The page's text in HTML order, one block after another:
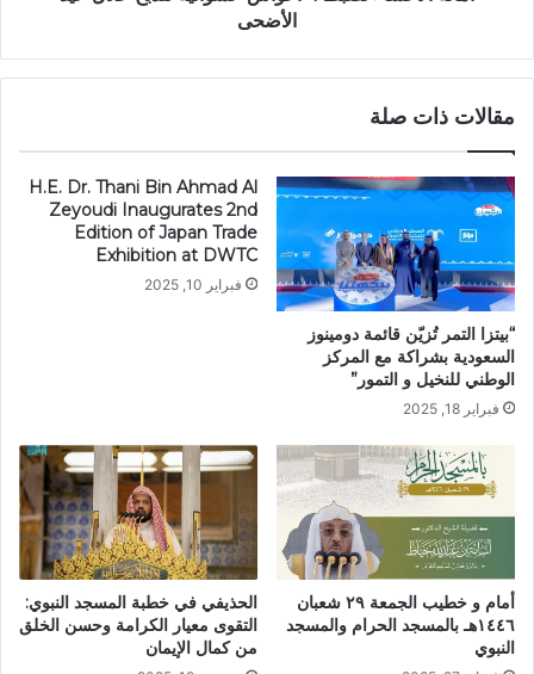
الأضحى
مقالات ذات صلة
“بيتزا التمر تُزيّن قائمة دومينوز
السعودية بشراكة مع المركز
الوطني للنخيل و التمور”
فبراير 18, 2025
H.E. Dr. Thani Bin Ahmad Al
Zeyoudi Inaugurates 2nd
Edition of Japan Trade
Exhibition at DWTC
فبراير 10, 2025
أمام و خطيب الجمعة ٢٩ شعبان
١٤٤٦هـ بالمسجد الحرام والمسجد
النبوي
الحذيفي في خطبة المسجد النبوي:
التقوى معيار الكرامة وحسن الخلق
من كمال الإيمان